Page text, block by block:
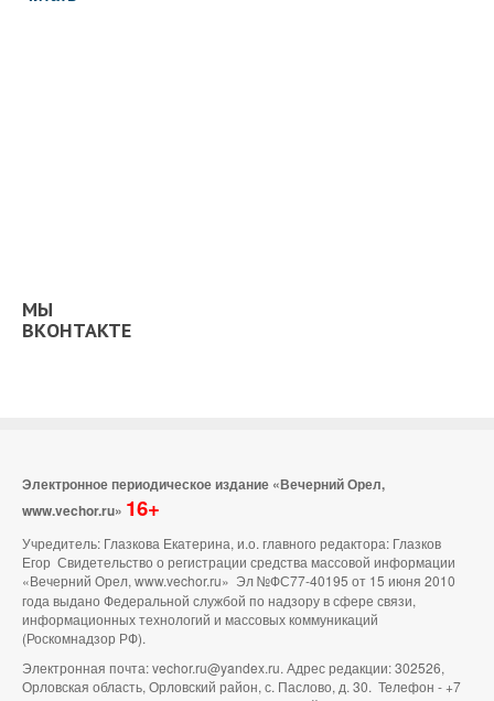
МЫ
ВКОНТАКТЕ
Электронное периодическое издание «Вечерний Орел,
www.vechor.ru» 16+
Учредитель: Глазкова Екатерина, и.о. главного редактора: Глазков
Егор Свидетельство о регистрации средства массовой информации
«Вечерний Орел, www.vechor.ru» Эл №ФС77-40195 от 15 июня 2010
года выдано Федеральной службой по надзору в сфере связи,
информационных технологий и массовых коммуникаций
(Роскомнадзор РФ).
Электронная почта: vechor.ru@yandex.ru. Адрес редакции: 302526,
Орловская область, Орловский район, с. Паслово, д. 30. Телефон - +7